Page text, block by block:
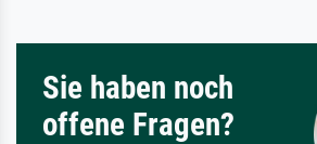
Sie haben noch
offene Fragen?